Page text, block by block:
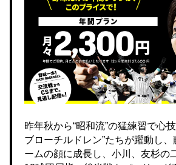
昨年秋から“昭和流”の猛練習で心
ブローチルドレン”たちが躍動し
ームの顔に成長し、小川、友杉の